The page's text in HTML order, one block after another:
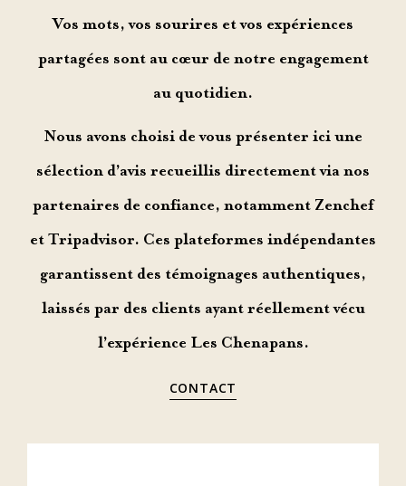
Vos mots, vos sourires et vos expériences
partagées sont au cœur de notre engagement
au quotidien.
Nous avons choisi de vous présenter ici une
sélection d’avis recueillis directement via nos
partenaires de confiance, notamment Zenchef
et Tripadvisor. Ces plateformes indépendantes
garantissent des témoignages authentiques,
laissés par des clients ayant réellement vécu
l’expérience Les Chenapans.
CONTACT